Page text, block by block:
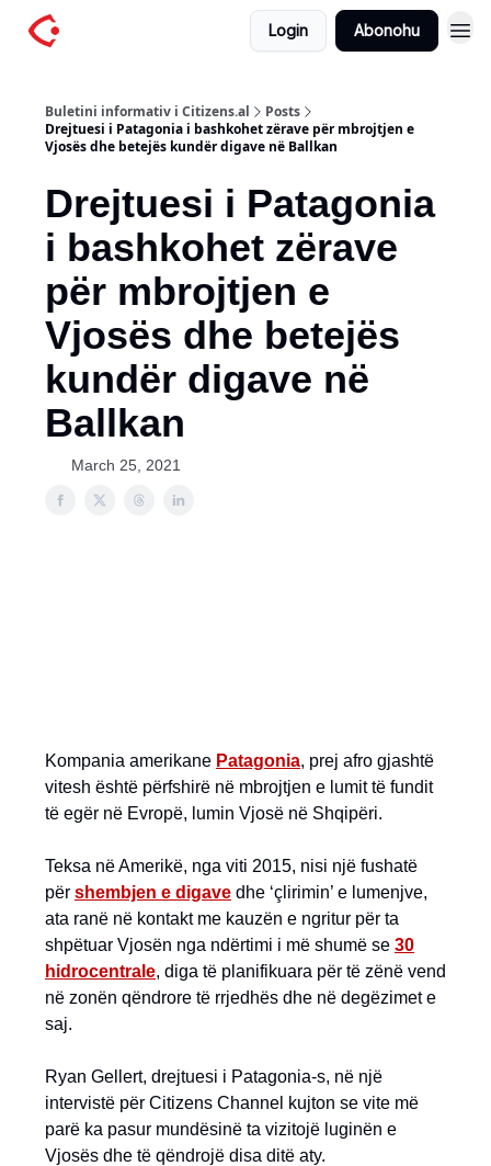
Login Abonohu
Buletini informativ i Citizens.al
Posts
Drejtuesi i Patagonia i bashkohet zërave për mbrojtjen e
Vjosës dhe betejës kundër digave në Ballkan
Drejtuesi i Patagonia
i bashkohet zërave
për mbrojtjen e
Vjosës dhe betejës
kundër digave në
Ballkan
March 25, 2021
Kompania amerikane Patagonia, prej afro gjashtë
vitesh është përfshirë në mbrojtjen e lumit të fundit
të egër në Evropë, lumin Vjosë në Shqipëri.
Teksa në Amerikë, nga viti 2015, nisi një fushatë
për shembjen e digave dhe ‘çlirimin’ e lumenjve,
ata ranë në kontakt me kauzën e ngritur për ta
shpëtuar Vjosën nga ndërtimi i më shumë se 30
hidrocentrale, diga të planifikuara për të zënë vend
në zonën qëndrore të rrjedhës dhe në degëzimet e
saj.
Ryan Gellert, drejtuesi i Patagonia-s, në një
intervistë për Citizens Channel kujton se vite më
parë ka pasur mundësinë ta vizitojë luginën e
Vjosës dhe të qëndrojë disa ditë aty.